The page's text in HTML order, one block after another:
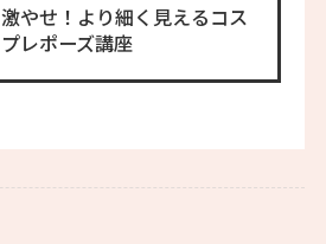
激やせ！より細く見えるコス
プレポーズ講座